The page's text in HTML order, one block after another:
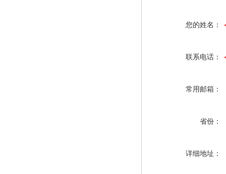
您的姓名：
联系电话：
常用邮箱：
省份：
详细地址：